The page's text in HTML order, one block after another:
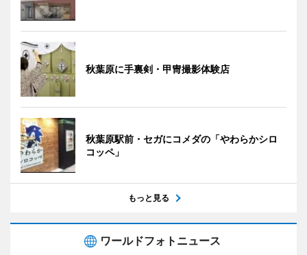
秋葉原に手裏剣・甲冑撮影体験店
秋葉原駅前・セガにコメダの「やわらかシロ
コッペ」
もっと見る
ワールドフォトニュース